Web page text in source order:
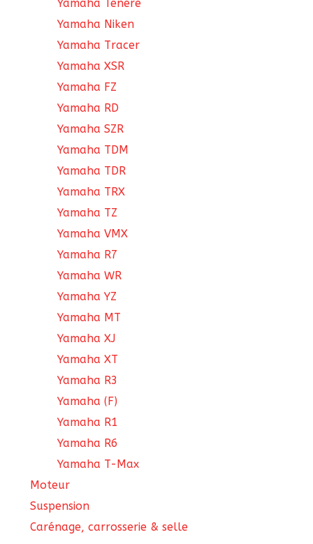
Yamaha Ténéré
Yamaha Niken
Yamaha Tracer
Yamaha XSR
Yamaha FZ
Yamaha RD
Yamaha SZR
Yamaha TDM
Yamaha TDR
Yamaha TRX
Yamaha TZ
Yamaha VMX
Yamaha R7
Yamaha WR
Yamaha YZ
Yamaha MT
Yamaha XJ
Yamaha XT
Yamaha R3
Yamaha (F)
Yamaha R1
Yamaha R6
Yamaha T-Max
Moteur
Suspension
Carénage, carrosserie & selle